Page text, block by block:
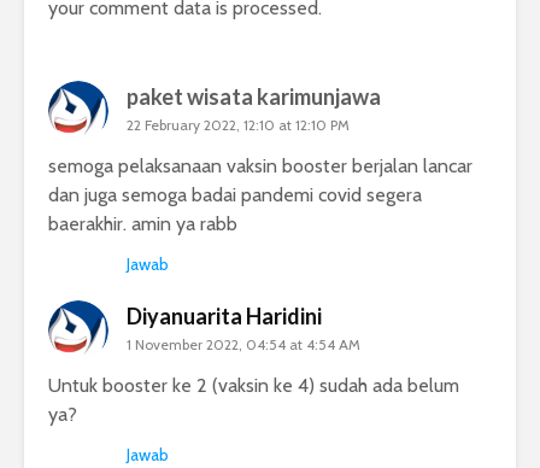
your comment data is processed.
paket wisata karimunjawa
22 February 2022, 12:10 at 12:10 PM
semoga pelaksanaan vaksin booster berjalan lancar
dan juga semoga badai pandemi covid segera
baerakhir. amin ya rabb
Jawab
Diyanuarita Haridini
1 November 2022, 04:54 at 4:54 AM
Untuk booster ke 2 (vaksin ke 4) sudah ada belum
ya?
Jawab